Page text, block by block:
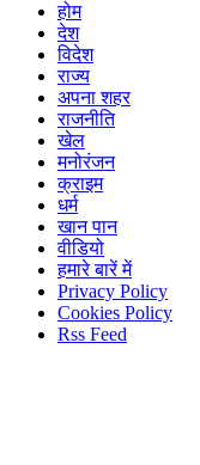
होम
देश
विदेश
राज्य
अपना शहर
राजनीति
खेल
मनोरंजन
क्राइम
धर्म
खान पान
वीडियो
हमारे बारें में
Privacy Policy
Cookies Policy
Rss Feed